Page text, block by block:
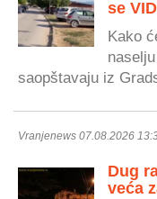
se
Kako
saopštavaju iz
Vranjenews 07.08.2026
Dug
veća